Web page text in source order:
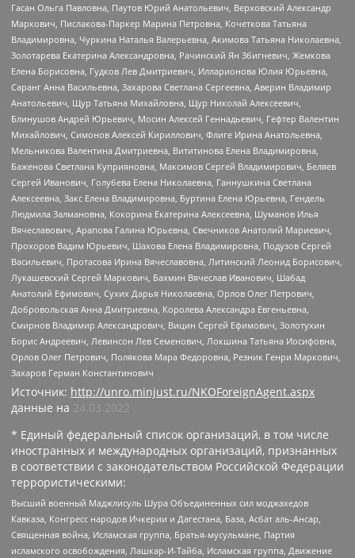
Гасан Ольга Павловна, Паутов Юрий Анатольевич, Верховский Александр
Маркович, Пислакова-Паркер Марина Петровна, Кочеткова Татьяна
Владимировна, Чуркина Наталья Валерьевна, Акимова Татьяна Николаевна,
Золотарева Екатерина Александровна, Рачинский Ян Збигневич, Жемкова
Елена Борисовна, Гудков Лев Дмитриевич, Илларионова Юлия Юрьевна,
Саранг Анна Васильевна, Захарова Светлана Сергеевна, Аверин Владимир
Анатольевич, Щур Татьяна Михайловна, Щур Николай Алексеевич,
Блинушов Андрей Юрьевич, Мосин Алексей Геннадьевич, Гефтер Валентин
Михайлович, Симонов Алексей Кириллович, Флиге Ирина Анатольевна,
Мельникова Валентина Дмитриевна, Вититинова Елена Владимировна,
Баженова Светлана Куприяновна, Максимов Сергей Владимирович, Беляев
Сергей Иванович, Голубева Елена Николаевна, Ганнушкина Светлана
Алексеевна, Закс Елена Владимировна, Буртина Елена Юрьевна, Гендель
Людмила Залмановна, Кокорина Екатерина Алексеевна, Шуманов Илья
Вячеславович, Арапова Галина Юрьевна, Свечников Анатолий Мариевич,
Прохоров Вадим Юрьевич, Шахова Елена Владимировна, Подузов Сергей
Васильевич, Протасова Ирина Вячеславовна, Литинский Леонид Борисович,
Лукашевский Сергей Маркович, Бахмин Вячеслав Иванович, Шабад
Анатолий Ефимович, Сухих Дарья Николаевна, Орлов Олег Петрович,
Добровольская Анна Дмитриевна, Королева Александра Евгеньевна,
Смирнов Владимир Александрович, Вицин Сергей Ефимович, Золотухин
Борис Андреевич, Левинсон Лев Семенович, Локшина Татьяна Иосифовна,
Орлов Олег Петрович, Полякова Мара Федоровна, Резник Генри Маркович,
Захаров Герман Константинович
Источник: http://unro.minjust.ru/NKOForeignAgent.aspx
данные на 24.03.2022
* Единый федеральный список организаций, в том числе
иностранных и международных организаций, признанных
в соответствии с законодательством Российской Федерации
террористическими:
Высший военный Маджлисуль Шура Объединенных сил моджахедов
Кавказа, Конгресс народов Ичкерии и Дагестана, База, Асбат аль-Ансар,
Священная война, Исламская группа, Братья-мусульмане, Партия
исламского освобождения, Лашкар-И-Тайба, Исламская группа, Движение